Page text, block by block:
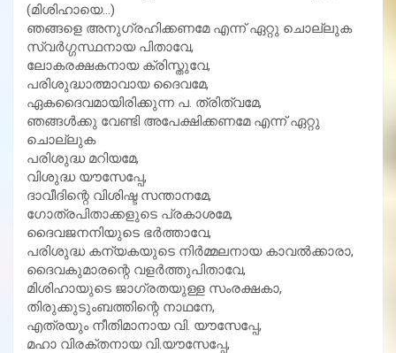
(മിശിഹായെ…)
ഞങ്ങളെ അനുഗ്രഹിക്കണമേ എന്ന് ഏറ്റു ചൊല്ലുക
സ്വര്‍ഗ്ഗസ്ഥനായ പിതാവേ,
ലോകരക്ഷകനായ ക്രിസ്തുവേ,
പരിശുദ്ധാത്മാവായ ദൈവമേ,
ഏകദൈവമായിരിക്കുന്ന പ. ത്രിത്വമേ,
ഞങ്ങള്‍ക്കു വേണ്ടി അപേക്ഷിക്കണമേ എന്ന് ഏറ്റു
ചൊല്ലുക
പരിശുദ്ധ മറിയമേ,
വിശുദ്ധ യൗസേപ്പേ,
ദാവീദിന്റെ വിശിഷ്ട സന്താനമേ,
ഗോത്രപിതാക്കളുടെ പ്രകാശമേ,
ദൈവജനനിയുടെ ഭര്‍ത്താവേ,
പരിശുദ്ധ കന്യകയുടെ നിര്‍മ്മലനായ കാവല്‍ക്കാരാ,
ദൈവകുമാരന്റെ വളര്‍ത്തുപിതാവേ,
മിശിഹായുടെ ജാഗ്രതയുള്ള സംരക്ഷകാ,
തിരുക്കുടുംബത്തിന്റെ നാഥനേ,
എത്രയും നീതിമാനായ വി. യൗസേപ്പേ,
മഹാ വിരക്തനായ വി.യൗസേപ്പേ,